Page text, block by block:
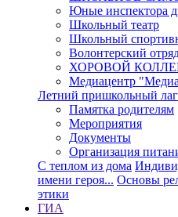
Юные инспектора
Школьный театр
Школьный
Волонтерский
ХОРОВОЙ
Медиацентр
Летний пришкольный
Памятка родителям
Мероприятия
Документы
Организация
С теплом из дома
имени героя... Основы
этики
ГИА